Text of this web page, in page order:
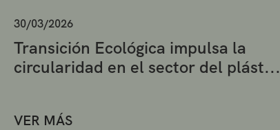
30/03/2026
Transición Ecológica impulsa la
circularidad en el sector del plást...
VER MÁS